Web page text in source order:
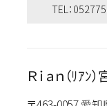
TEL：
Ｒｉａｎ（ﾘｱﾝ